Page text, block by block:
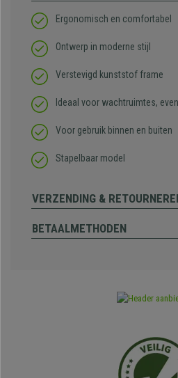
Ergonomisch en comfortabel
Ontwerp in moderne stijl
Verstevigd kunststof frame
Ideaal voor wachtruimtes,
Voor gebruik binnen en buiten
Stapelbaar model
VERZENDING &
BETAALMETHODEN